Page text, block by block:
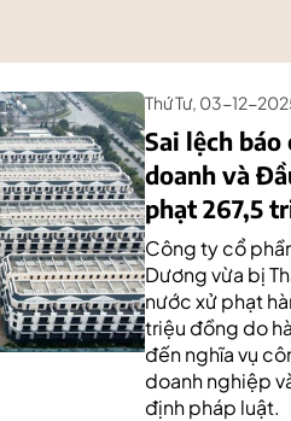
Thứ Tư, 03-12-
Sai lệch
doanh và
phạt 267,5
Công ty cổ
Dương vừa bị
nước xử phạt
triệu đồng do
đến nghĩa vụ
doanh nghiệp
định pháp luật.